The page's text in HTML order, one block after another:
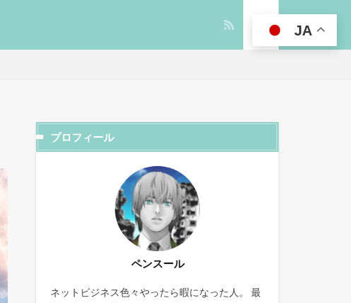
プロフィール
ペンスール
ネットビジネス色々やったら暇になった人。 最
JA